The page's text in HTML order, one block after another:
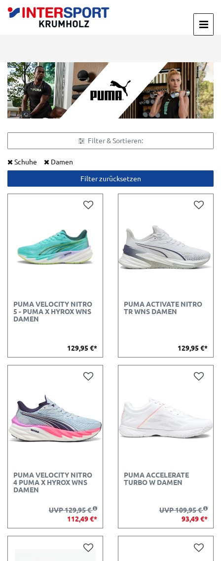
Filter & Sortieren:
Schuhe
Damen
Filter zurücksetzen
PUMA VELOCITY NITRO
5 - PUMA X HYROX WNS
DAMEN
129,95 €*
PUMA ACTIVATE NITRO
TR WNS DAMEN
129,95 €*
PUMA VELOCITY NITRO
4 PUMA X HYROX WNS
DAMEN
UVP 129,95 €
112,49 €*
PUMA ACCELERATE
TURBO W DAMEN
UVP 109,95 €
93,49 €*